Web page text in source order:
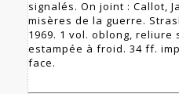
signalés. On joint : Callot,
misères de la guerre.
1969. 1 vol. oblong, reliure
estampée à froid. 34 ff.
face.